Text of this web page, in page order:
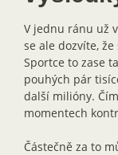
V jednu ránu už
se ale dozvíte,
Sportce to zase
pouhých pár
další milióny.
momentech
Částečně za to